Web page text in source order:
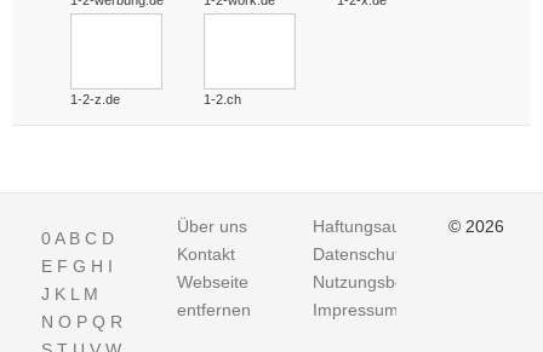
1-2-z.de 1-2.ch
0A B C D
E F G H I
J K L M
N O P Q R
Über uns
Kontakt
Webseite
entfernen
Haftungsausschluss
Datenschutz
Nutzungsbedingungen
Impressum
© 2026